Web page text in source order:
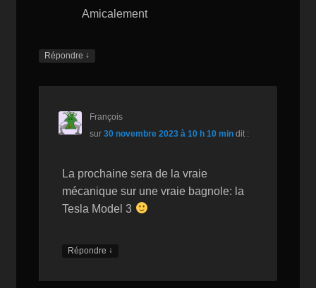
Amicalement
Répondre ↓
François
sur 30 novembre 2023 à 10 h 10 min dit :
La prochaine sera de la vraie
mécanique sur une vraie bagnole: la
Tesla Model 3
Répondre ↓